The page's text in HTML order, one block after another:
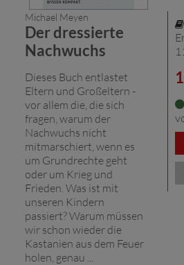
Michael Meyen
Der dressierte
Nachwuchs
Dieses Buch entlastet
Eltern und Großeltern -
vor allem die, die sich
fragen, warum der
Nachwuchs nicht
mitmarschiert, wenn es
um Grundrechte geht
oder um Krieg und
Frieden. Was ist mit
unseren Kindern
passiert? Warum müssen
wir schon wieder die
Kastanien aus dem Feuer
holen, genau ...